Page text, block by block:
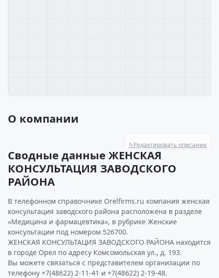
О компании
✎Редактировать описание
Сводные данные ЖЕНСКАЯ
КОНСУЛЬТАЦИЯ ЗАВОДСКОГО
РАЙОНА
В телефонном справочнике Orelfirms.ru компания женская
консультация заводского района расположена в разделе
«Медицина и фармацевтика», в рубрике Женские
консультации под номером 526700.
ЖЕНСКАЯ КОНСУЛЬТАЦИЯ ЗАВОДСКОГО РАЙОНА находится
в городе Орел по адресу Комсомольская ул., д. 193.
Вы можете связаться с представителем организации по
телефону +7(48622) 2-11-41 и +7(48622) 2-19-48.